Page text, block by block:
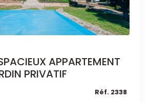
APPARTEMENT
PRIVATIF
Réf. 2338